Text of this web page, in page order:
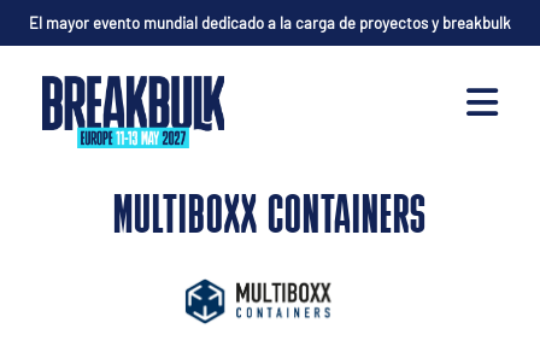
El mayor evento mundial dedicado a la carga de proyectos y breakbulk
MULTIBOXX CONTAINERS